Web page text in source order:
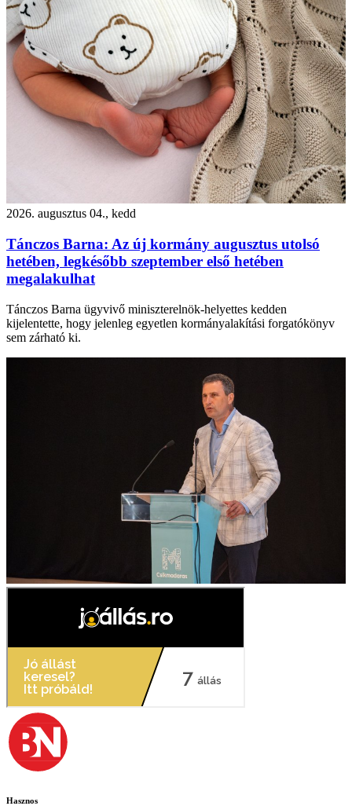
2026. augusztus 04., kedd
Tánczos Barna: Az új kormány augusztus utolsó
hetében, legkésőbb szeptember első hetében
megalakulhat
Tánczos Barna ügyvivő miniszterelnök-helyettes kedden
kijelentette, hogy jelenleg egyetlen kormányalakítási forgatókönyv
sem zárható ki.
Hasznos